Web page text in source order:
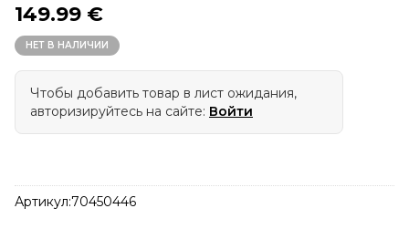
149.99 €
НЕТ В НАЛИЧИИ
Чтобы добавить товар в лист ожидания,
авторизируйтесь на сайте: Войти
Артикул:70450446